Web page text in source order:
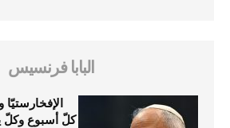
البابا فرنسيس
كلّ أسبوع وكلّ